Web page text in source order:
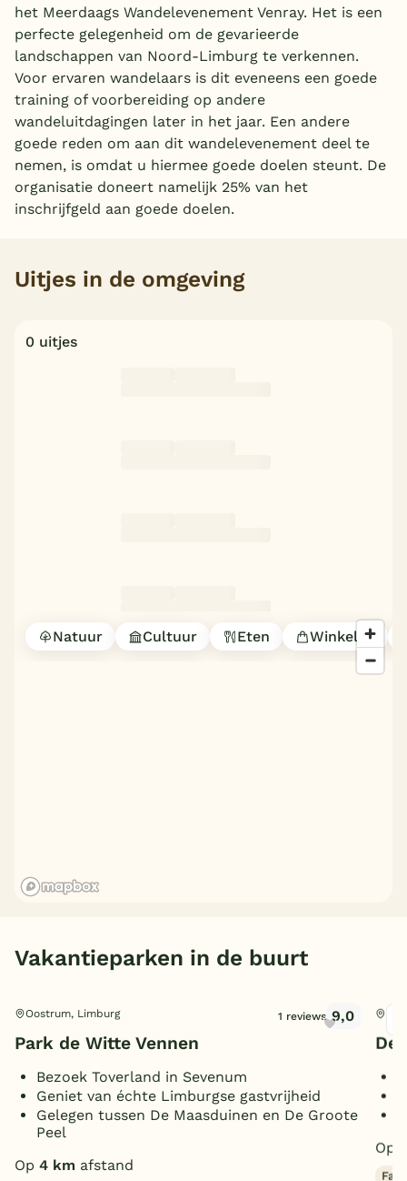
Blog
Onze e-boeken
het Meerdaags Wandelevenement Venray. Het is een
perfecte gelegenheid om de gevarieerde
landschappen van Noord-Limburg te verkennen.
Voor ervaren wandelaars is dit eveneens een goede
training of voorbereiding op andere
wandeluitdagingen later in het jaar. Een andere
goede reden om aan dit wandelevenement deel te
nemen, is omdat u hiermee goede doelen steunt. De
organisatie doneert namelijk 25% van het
inschrijfgeld aan goede doelen.
Uitjes in de omgeving
0 uitjes
Natuur Cultuur Eten Winkelen
Vakantieparken in de buurt
Oostrum, Limburg 1 reviews 9,0
Park de Witte Vennen
Bezoek Toverland in Sevenum
Geniet van échte Limburgse gastvrijheid
Gelegen tussen De Maasduinen en De Groote
Peel
Op 4 km afstand
De
Op